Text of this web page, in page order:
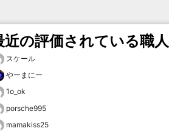
近の評価されている職人
スケール
やーまにー
1o_ok
porsche995
mamakiss25